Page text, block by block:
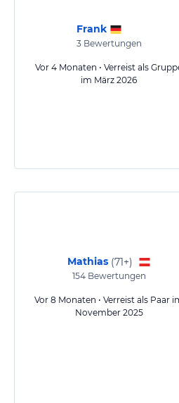
Frank
3Bewertungen
Vor 4 Monaten • Verreist als
im März 2026
Mathias (71+)
154Bewertungen
Vor 8 Monaten • Verreist als Paar
November 2025